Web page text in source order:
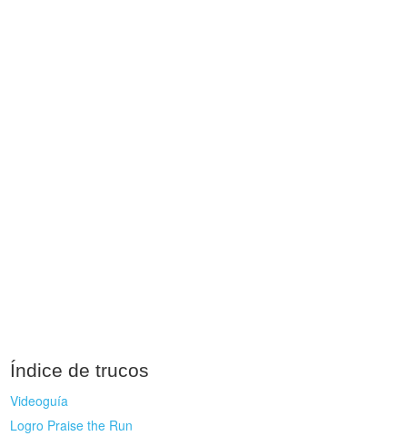
Índice de trucos
Videoguía
Logro Praise the Run